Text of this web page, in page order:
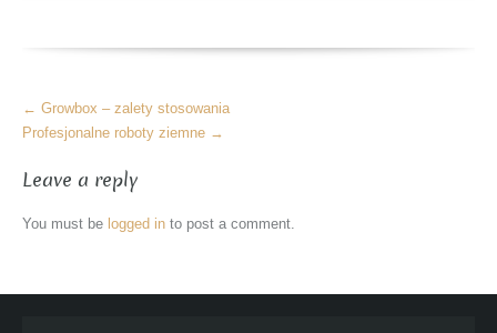
More
Articles
← Growbox – zalety stosowania
Profesjonalne roboty ziemne →
Leave a reply
You must be logged in to post a comment.